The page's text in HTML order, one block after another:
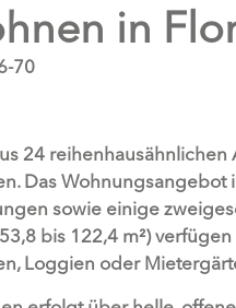
in
70
24 reihenhausähnlichen
Das Wohnungsangebot
sowie einige
bis 122,4 m²)
Loggien oder